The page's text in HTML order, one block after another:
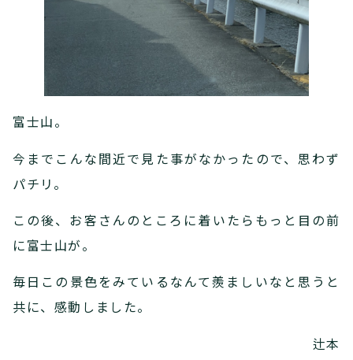
富士山。
今までこんな間近で見た事がなかったので、思わず
パチリ。
この後、お客さんのところに着いたらもっと目の前
に富士山が。
毎日この景色をみているなんて羨ましいなと思うと
共に、感動しました。
辻本